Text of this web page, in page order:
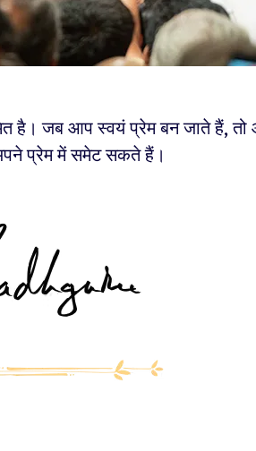
है। जब आप स्वयं प्रेम बन जाते हैं, तो
प्रेम में समेट सकते हैं।